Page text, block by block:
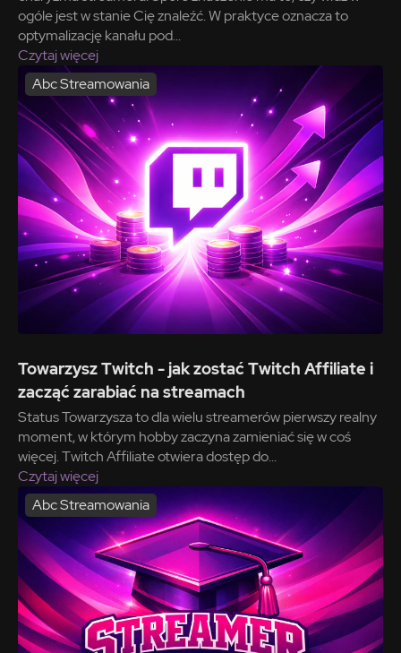
ogóle jest w stanie Cię znaleźć. W praktyce oznacza to
optymalizację kanału pod...
Czytaj więcej
Abc Streamowania
Towarzysz Twitch - jak zostać Twitch Affiliate i
zacząć zarabiać na streamach
Status Towarzysza to dla wielu streamerów pierwszy realny
moment, w którym hobby zaczyna zamieniać się w coś
więcej. Twitch Affiliate otwiera dostęp do...
Czytaj więcej
Abc Streamowania